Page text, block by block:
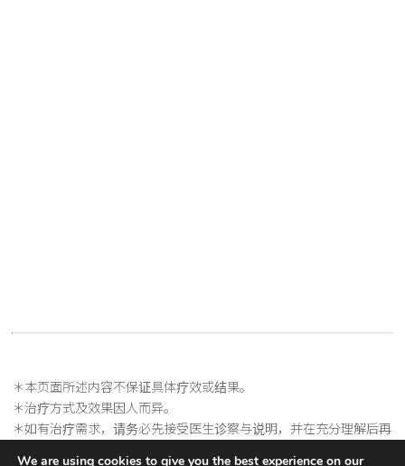
＊本页面所述内容不保证具体疗效或结果。
＊治疗方式及效果因人而异。
＊如有治疗需求，请务必先接受医生诊察与说明，并在充分理解后再
We are using cookies to give you the best experience on our